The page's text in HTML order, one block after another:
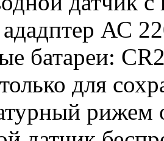
ададптер АС
батареи:
для
рижем